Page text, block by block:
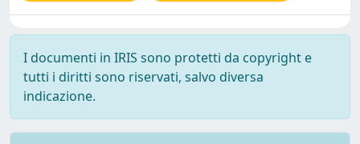
I documenti in IRIS sono protetti da copyright e
tutti i diritti sono riservati, salvo diversa
indicazione.